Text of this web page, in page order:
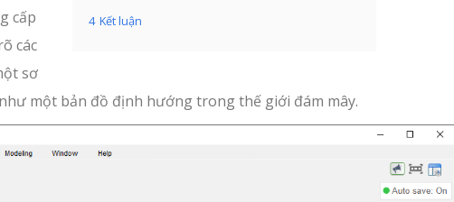
4 Kết luận
cấp
các
sơ
một bản đồ định hướng trong thế giới đám mây.